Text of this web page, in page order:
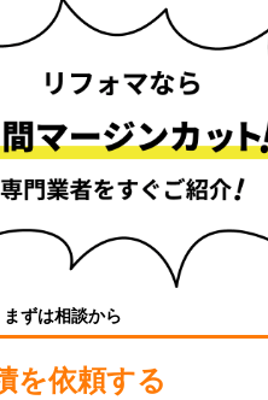
まずは相談から
を依頼する